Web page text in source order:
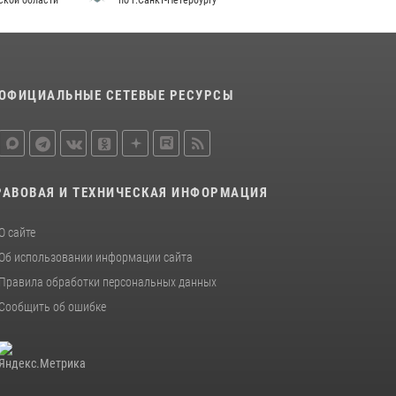
В Ленобласти сотрудники Росгвардии
СЕТЕВЫЕ РЕСУРСЫ
И ТЕХНИЧЕСКАЯ ИНФОРМАЦИЯ
О сайте
Об использовании информации сайта
Правила обработки персональных данных
Сообщить об ошибке